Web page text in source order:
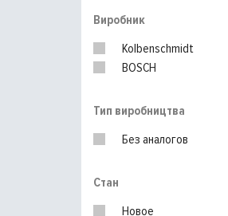
Виробник
Kolbenschmidt
BOSCH
Тип виробництва
Без аналогов
Стан
Новое